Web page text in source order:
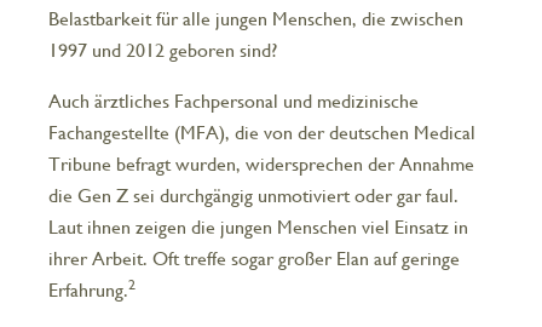
Belastbarkeit für alle jungen Menschen, die zwischen
1997 und 2012 geboren sind?
Auch ärztliches Fachpersonal und medizinische
Fachangestellte (MFA), die von der deutschen Medical
Tribune befragt wurden, widersprechen der Annahme
die Gen Z sei durchgängig unmotiviert oder gar faul.
Laut ihnen zeigen die jungen Menschen viel Einsatz in
ihrer Arbeit. Oft treffe sogar großer Elan auf geringe
Erfahrung.2